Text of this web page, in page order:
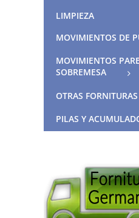
LIMPIEZA
MOVIMIENTOS DE
MOVIMIENTOS
SOBREMESA
OTRAS FORNITURAS
PILAS Y